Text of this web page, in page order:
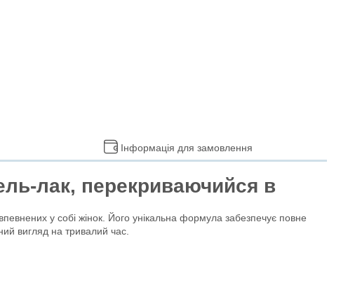
Інформація для замовлення
лак, перекриваючийся в
у собі жінок. Його унікальна формула забезпечує повне
вигляд на тривалий час.